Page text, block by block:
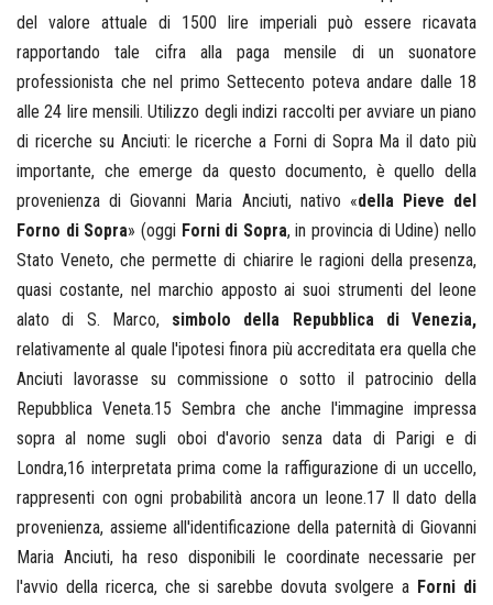
del valore attuale di 1500 lire imperiali può essere ricavata
rapportando tale cifra alla paga mensile di un suonatore
professionista che nel primo Settecento poteva andare dalle 18
alle 24 lire mensili. Utilizzo degli indizi raccolti per avviare un piano
di ricerche su Anciuti: le ricerche a Forni di Sopra Ma il dato più
importante, che emerge da questo documento, è quello della
provenienza di Giovanni Maria Anciuti, nativo «della Pieve del
Forno di Sopra» (oggi Forni di Sopra, in provincia di Udine) nello
Stato Veneto, che permette di chiarire le ragioni della presenza,
quasi costante, nel marchio apposto ai suoi strumenti del leone
alato di S. Marco, simbolo della Repubblica di Venezia,
relativamente al quale l'ipotesi finora più accreditata era quella che
Anciuti lavorasse su commissione o sotto il patrocinio della
Repubblica Veneta.15 Sembra che anche l'immagine impressa
sopra al nome sugli oboi d'avorio senza data di Parigi e di
Londra,16 interpretata prima come la raffigurazione di un uccello,
rappresenti con ogni probabilità ancora un leone.17 Il dato della
provenienza, assieme all'identificazione della paternità di Giovanni
Maria Anciuti, ha reso disponibili le coordinate necessarie per
l'avvio della ricerca, che si sarebbe dovuta svolgere a Forni di